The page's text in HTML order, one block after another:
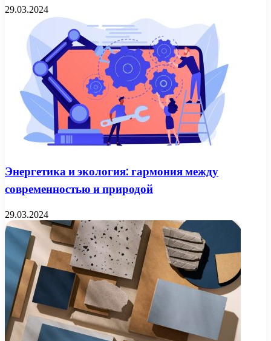
29.03.2024
Энергетика и экология: гармония между
современностью и природой
29.03.2024